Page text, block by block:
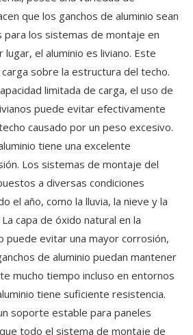
que los ganchos de aluminio sean
para los sistemas de montaje en
el aluminio es liviano. Este
sobre la estructura del techo.
limitada de carga, el uso de
puede evitar efectivamente
causado por un peso excesivo.
tiene una excelente
Los sistemas de montaje del
a diversas condiciones
el año, como la lluvia, la nieve y la
capa de óxido natural en la
puede evitar una mayor corrosión,
de aluminio puedan mantener
mucho tiempo incluso en entornos
tiene suficiente resistencia.
soporte estable para paneles
todo el sistema de montaje de